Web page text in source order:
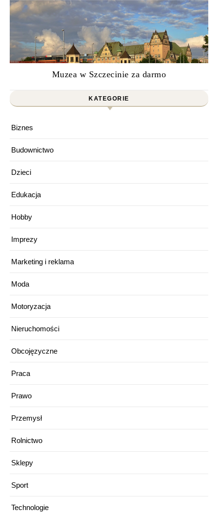
Muzea w Szczecinie za darmo
KATEGORIE
Biznes
Budownictwo
Dzieci
Edukacja
Hobby
Imprezy
Marketing i reklama
Moda
Motoryzacja
Nieruchomości
Obcojęzyczne
Praca
Prawo
Przemysł
Rolnictwo
Sklepy
Sport
Technologie